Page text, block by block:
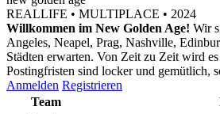
REALLIFE • MULTIPLACE • 2024
Willkommen im New Golden Age! Wir
Angeles, Neapel, Prag, Nashville,
Städten erwarten. Von Zeit zu Zeit wird
Postingfristen sind locker und gemütlich,
Anmelden Registrieren
Team